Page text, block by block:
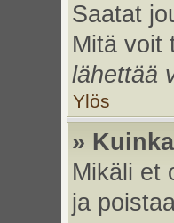
Saatat
Mitä voit
lähettää
Ylös
»
Mikäli et
ja